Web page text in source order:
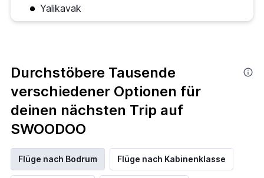
Yalikavak
Durchstöbere Tausende
verschiedener Optionen für
deinen nächsten Trip auf
SWOODOO
Flüge nach Bodrum Flüge nach Kabinenklasse